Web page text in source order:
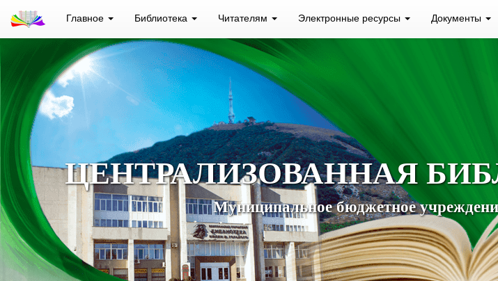
Главное Библиотека Читателям Электронные ресурсы Документы
ЦЕНТРАЛИЗОВАННАЯ
Муниципальное бюджетное